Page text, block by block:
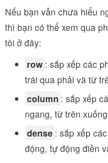
Nếu bạn vẫn chưa hiểu
thì bạn có thể xem qua
tôi ở đây:
row : sắp xếp các
trái qua phải và từ
column : sắp xếp
ngang, từ trên
dense : sắp xếp
động, tự động điền